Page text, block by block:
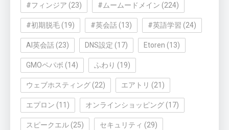
#フィンジア (23) #ムームードメイン (224)
#初期脱毛 (19) #英会話 (13) #英語学習 (24)
AI英会話 (23) DNS設定 (17) Etoren (13)
GMOペパボ (14) ふわり (19)
ウェブホスティング (22) エアトリ (21)
エプロン (11) オンラインショッピング (17)
スピークエル (25) セキュリティ (29)